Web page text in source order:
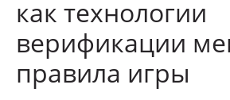
как технологии
верификации
правила игры